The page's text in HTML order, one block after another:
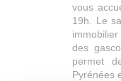
vous
19h. Le
des
permet
Pyrénées